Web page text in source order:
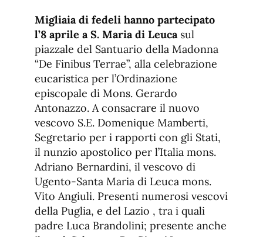
Migliaia di fedeli hanno partecipato
l’8 aprile a S. Maria di Leucasul
piazzale del Santuario della Madonna
“De Finibus Terrae”, alla celebrazione
eucaristica per l’Ordinazione
episcopale di Mons. Gerardo
Antonazzo. A consacrare il nuovo
vescovo S.E. Domenique Mamberti,
Segretario per i rapporti con gli Stati,
il nunzio apostolico per l’Italia mons.
Adriano Bernardini, il vescovo di
Ugento-Santa Maria di Leuca mons.
Vito Angiuli. Presenti numerosi vescovi
della Puglia, e del Lazio , tra i quali
padre Luca Brandolini; presente anche